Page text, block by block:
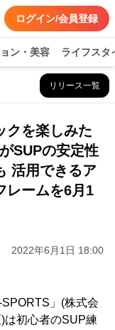
ログイン/会員登録
ン・美容 ライフスタ
リリース一覧
クを楽しみた
SUPの安定性
活用できるア
レームを6月1
2022年6月1日 18:00
」(株式会
は初心者のSUP練